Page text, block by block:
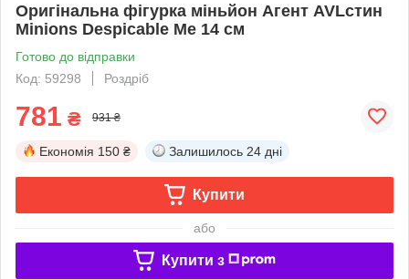
Оригінальна фігурка міньйон Агент AVLстин
Minions Despicable Me 14 см
Готово до відправки
Код: 59298
Роздріб
781 ₴ 931 ₴
Економія 150 ₴ Залишилось 24 дні
Купити
або
Купити з